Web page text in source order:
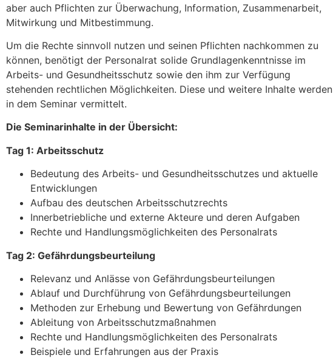
aber auch Pflichten zur Überwachung, Information, Zusammenarbeit,
Mitwirkung und Mitbestimmung.
Um die Rechte sinnvoll nutzen und seinen Pflichten nachkommen zu
können, benötigt der Personalrat solide Grundlagenkenntnisse im
Arbeits- und Gesundheitsschutz sowie den ihm zur Verfügung
stehenden rechtlichen Möglichkeiten. Diese und weitere Inhalte werden
in dem Seminar vermittelt.
Die Seminarinhalte in der Übersicht:
Tag 1: Arbeitsschutz
Bedeutung des Arbeits- und Gesundheitsschutzes und aktuelle
Entwicklungen
Aufbau des deutschen Arbeitsschutzrechts
Innerbetriebliche und externe Akteure und deren Aufgaben
Rechte und Handlungsmöglichkeiten des Personalrats
Tag 2: Gefährdungsbeurteilung
Relevanz und Anlässe von Gefährdungsbeurteilungen
Ablauf und Durchführung von Gefährdungsbeurteilungen
Methoden zur Erhebung und Bewertung von Gefährdungen
Ableitung von Arbeitsschutzmaßnahmen
Rechte und Handlungsmöglichkeiten des Personalrats
Beispiele und Erfahrungen aus der Praxis